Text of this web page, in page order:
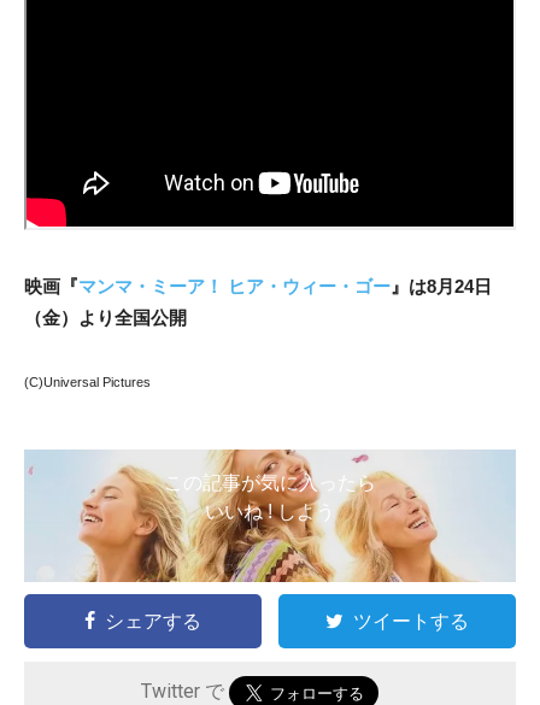
映画『マンマ・ミーア！ ヒア・ウィー・ゴー 』は8月24日
（金）より全国公開
(C)Universal Pictures
この記事が気に入ったら
いいね ! しよう
シェアする ツイートする
Twitter で